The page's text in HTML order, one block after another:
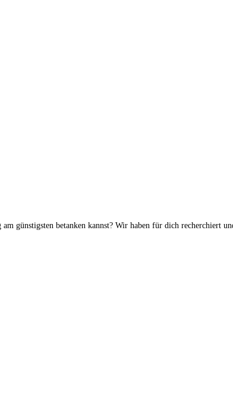
günstigsten betanken kannst? Wir haben für dich recherchiert